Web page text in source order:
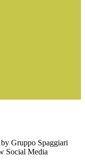
Gruppo Spaggiari
Social Media